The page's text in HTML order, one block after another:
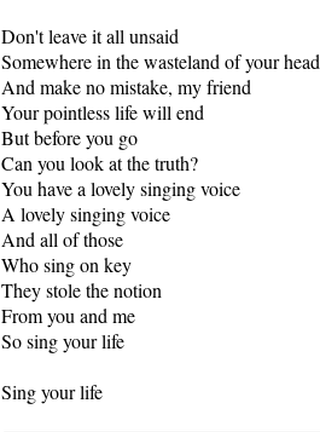
Don't leave it all unsaid
Somewhere in the wasteland of your head
And make no mistake, my friend
Your pointless life will end
But before you go
Can you look at the truth?
You have a lovely singing voice
A lovely singing voice
And all of those
Who sing on key
They stole the notion
From you and me
So sing your life
Sing your life